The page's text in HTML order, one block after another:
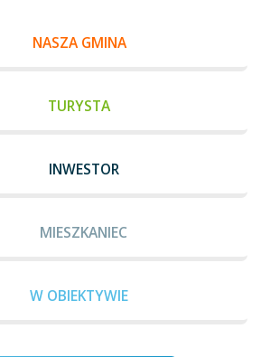
NASZA GMINA
TURYSTA
INWESTOR
MIESZKANIEC
W OBIEKTYWIE